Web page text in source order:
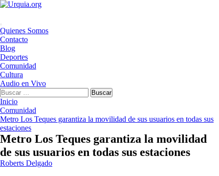
Saltar
Menú
principal
Quienes Somos
Contacto
Blog
Deportes
Comunidad
Cultura
Audio en Vivo
Buscar:
Inicio
Comunidad
Metro Los Teques garantiza la movilidad de sus usuarios en todas sus
estaciones
Metro Los Teques garantiza la movilidad
de sus usuarios en todas sus estaciones
Roberts Delgado